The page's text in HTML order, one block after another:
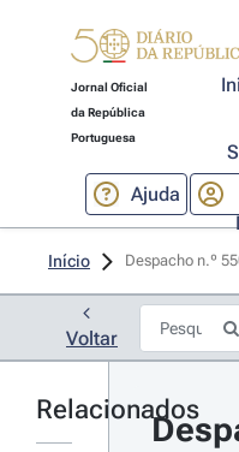
Jornal Oficial
da República
Portuguesa
Ajuda
Início Despacho n.º
Voltar
Relacionados